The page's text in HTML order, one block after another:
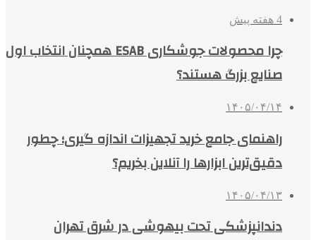
4 هفته پیش
چرا محصولات جوشکاری ESAB همچنان انتخاب اول
صنایع بزرگ هستند؟
۱۴۰۵/۰۴/۱۴
راهنمای جامع خرید تجهیزات اندازه گیری؛ چطور
دقیق‌ترین ابزارها را آنلاین بخریم؟
۱۴۰۵/۰۴/۱۳
دندانپزشکی تحت بیهوشی در شرق تهران